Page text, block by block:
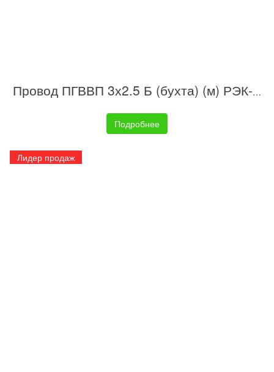
Провод ПГВВП 3х2.5 Б (бухта) (м) РЭК-PRYSMIAN 1003050201
Подробнее
Лидер продаж